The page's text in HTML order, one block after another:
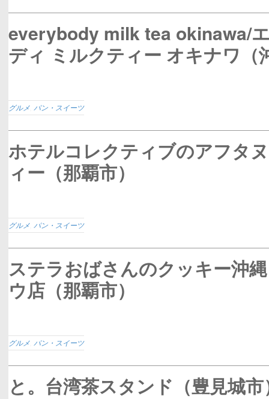
everybody milk tea okinawa/
ディ ミルクティー オキナワ（
グルメ パン・スイーツ
ホテルコレクティブのアフタ
ィー（那覇市）
グルメ パン・スイーツ
ステラおばさんのクッキー沖
ウ店（那覇市）
グルメ パン・スイーツ
と。台湾茶スタンド（豊見城市